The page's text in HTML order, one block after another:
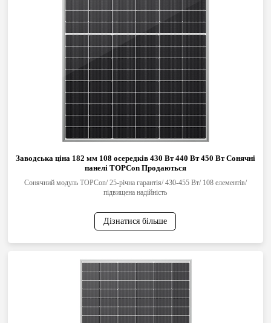
Заводська ціна 182 мм 108 осередків 430 Вт 440 Вт 450 Вт Сонячні
панелі TOPCon Продаються
Сонячний модуль TOPCon/ 25-річна гарантія/ 430-455 Вт/ 108 елементів/
підвищена надійність
Дізнатися більше